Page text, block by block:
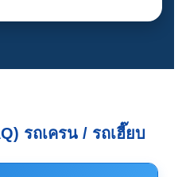
รถเครน / รถเฮี๊ยบ